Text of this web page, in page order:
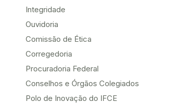
Integridade
Ouvidoria
Comissão de Ética
Corregedoria
Procuradoria Federal
Conselhos e Órgãos Colegiados
Polo de Inovação do IFCE